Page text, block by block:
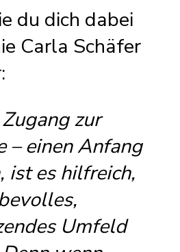
du dich dabei
Carla Schäfer
zur
– einen Anfang
ist es hilfreich,
Umfeld